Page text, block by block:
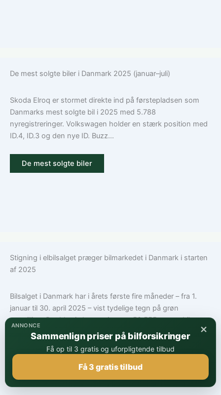
De mest solgte biler i Danmark 2025 (januar–juli)
Skoda Elroq er stormet direkte ind på førstepladsen som
Danmarks mest solgte bil i 2025 med 5.788
nyregistreringer. Volkswagen holder en stærk position med
ID.4, ID.3 og den nye ID. Buzz...
De mest solgte biler
Stigning i elbilsalget præger bilmarkedet i Danmark i starten
af 2025
Bilsalget i Danmark har i årets første fire måneder – fra 1.
januar til 30. april 2025 – vist tydelige tegn på grøn
omstilling. Der blev i alt nyregistreret 52.555 personbiler,...
De mest solgte biler
×
ANNONCE
Sammenlign priser på bilforsikringer
Få op til 3 gratis og uforpligtende tilbud
Få 3 gratis tilbud